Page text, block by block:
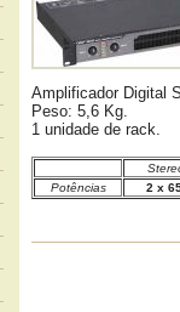
Amplificador Digital
Peso: 5,6 Kg.
1 unidade de rack.
Potências
2 x